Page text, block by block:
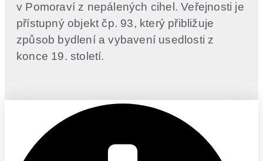
v Pomoraví z nepálených cihel. Veřejnosti je
přístupný objekt čp. 93, který přibližuje
způsob bydlení a vybavení usedlosti z
konce 19. století.